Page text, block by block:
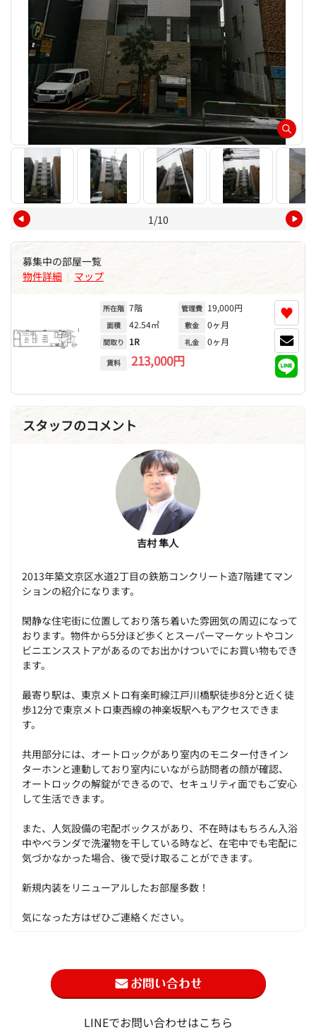
1/10
募集中の部屋一覧
物件詳細 | マップ
所在階 7階
面積 42.54㎡
間取り 1R
賃料 213,000円
管理費 19,000円
敷金 0ヶ月
礼金 0ヶ月
♥
スタッフのコメント
吉村 隼人
2013年築文京区水道2丁目の鉄筋コンクリート造7階建てマン
ションの紹介になります。
閑静な住宅街に位置しており落ち着いた雰囲気の周辺になって
おります。物件から5分ほど歩くとスーパーマーケットやコン
ビニエンスストアがあるのでお出かけついでにお買い物もでき
ます。
最寄り駅は、東京メトロ有楽町線江戸川橋駅徒歩8分と近く徒
歩12分で東京メトロ東西線の神楽坂駅へもアクセスできま
す。
共用部分には、オートロックがあり室内のモニター付きイン
ターホンと連動しており室内にいながら訪問者の顔が確認、
オートロックの解錠ができるので、セキュリティ面でもご安心
して生活できます。
また、人気設備の宅配ボックスがあり、不在時はもちろん入浴
中やベランダで洗濯物を干している時など、在宅中でも宅配に
気づかなかった場合、後で受け取ることができます。
新規内装をリニューアルしたお部屋多数！
気になった方はぜひご連絡ください。
LINEでお問い合わせはこちら